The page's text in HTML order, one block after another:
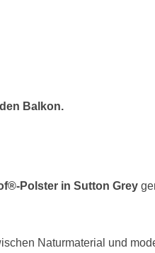
Balkon.
Polster in Sutton Grey
Naturmaterial und